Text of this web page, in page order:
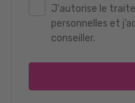
J'autorise le
personnelles et
conseiller.